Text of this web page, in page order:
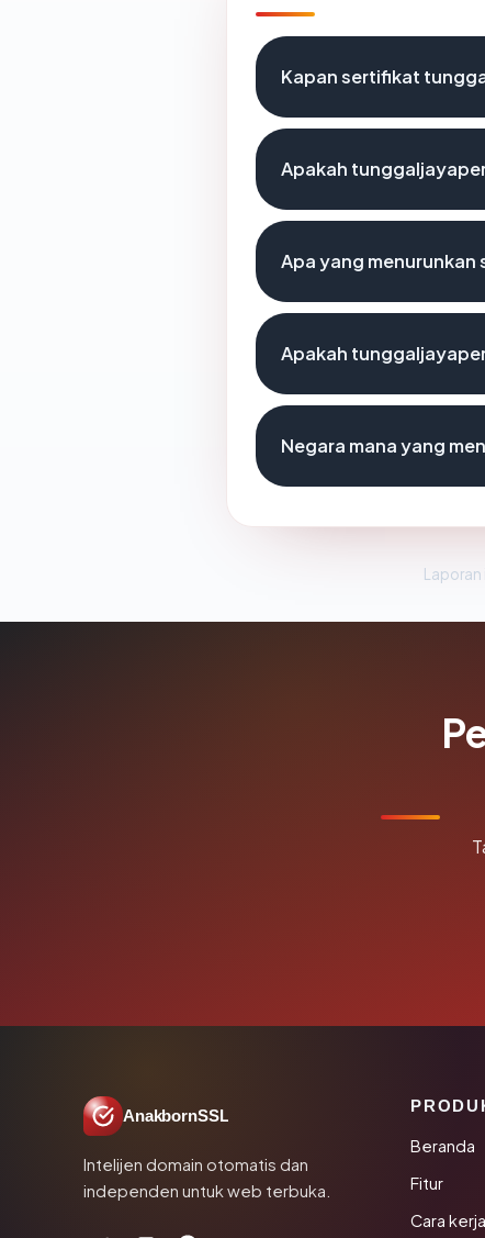
Kapan sertifikat
Apakah
Apa yang
Apakah
Negara mana yang
AnakbornSSL
Intelijen domain otomatis dan
independen untuk web terbuka.
Beranda
Fitur
Cara kerja